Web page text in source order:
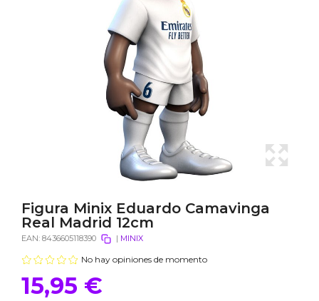
Figura Minix Eduardo Camavinga
Real Madrid 12cm
EAN: 8436605118390 | MINIX
No hay opiniones de momento
15,95 €